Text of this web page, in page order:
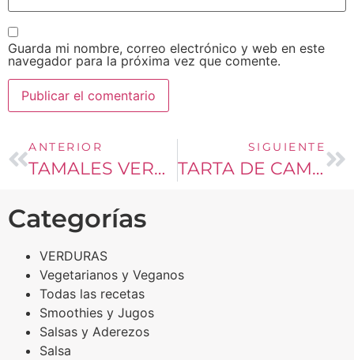
Guarda mi nombre, correo electrónico y web en este
navegador para la próxima vez que comente.
ANTERIOR
TAMALES VERDES
SIGUIENTE
TARTA DE CAMOTE CON CHOCOLATE
Categorías
VERDURAS
Vegetarianos y Veganos
Todas las recetas
Smoothies y Jugos
Salsas y Aderezos
Salsa